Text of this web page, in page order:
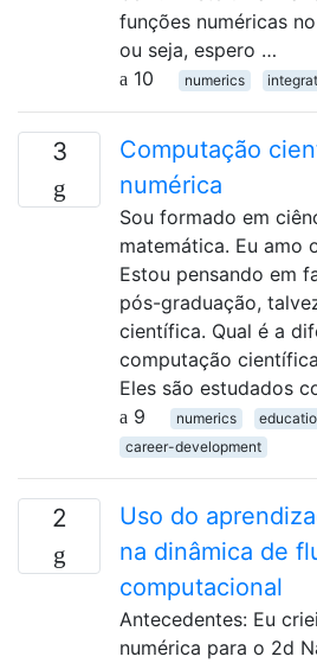
funções numéricas
ou seja, espero …
10
numerics
3
Computação
numérica
Sou formado em
matemática. Eu amo
Estou pensando em
pós-graduação,
científica. Qual é a
computação
Eles são estudados
9
numerics
career-development
2
Uso do
na dinâmica de
computacional
Antecedentes: Eu
numérica para o 2d